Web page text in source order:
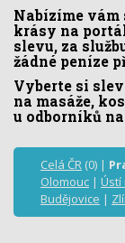
Nabízíme
krásy na
slevu, za
žádné peníze
Vyberte si
na masáže,
u odborníků
Celá ČR (0) |
Olomouc | Ústí
Budějovice |